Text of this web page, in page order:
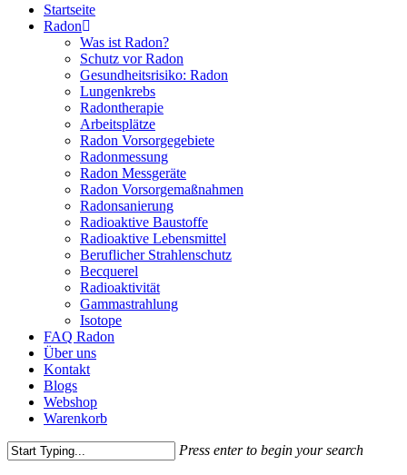
Menu
Startseite
Radon
Was ist Radon?
Schutz vor Radon
Gesundheitsrisiko: Radon
Lungenkrebs
Radontherapie
Arbeitsplätze
Radon Vorsorgegebiete
Radonmessung
Radon Messgeräte
Radon Vorsorgemaßnahmen
Radonsanierung
Radioaktive Baustoffe
Radioaktive Lebensmittel
Beruflicher Strahlenschutz
Becquerel
Radioaktivität
Gammastrahlung
Isotope
FAQ Radon
Über uns
Kontakt
Blogs
Webshop
Warenkorb
Press enter to begin your search